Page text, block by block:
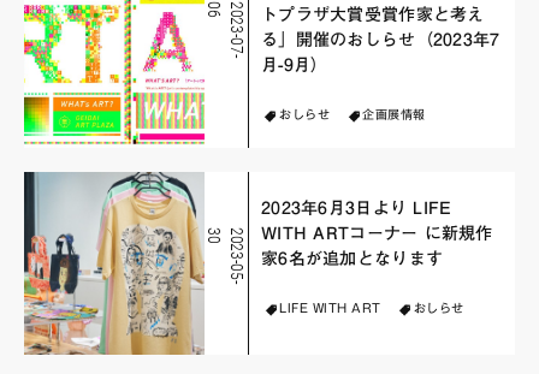
2
0
2
3
-
0
7
-
0
6
トプラザ大賞受賞作家と考え
る」開催のおしらせ（2023年7
月-9月）
おしらせ 企画展情報
2
0
2
3
-
0
5
-
3
0
2023年6月3日より LIFE
WITH ARTコーナー に新規作
家6名が追加となります
LIFE WITH ART おしらせ